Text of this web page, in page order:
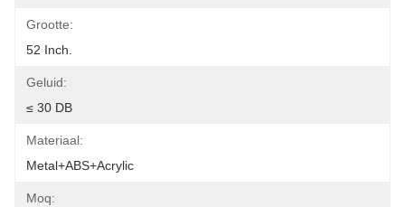
Grootte:
52 Inch.
Geluid:
≤ 30 DB
Materiaal:
Metal+ABS+Acrylic
Moq: